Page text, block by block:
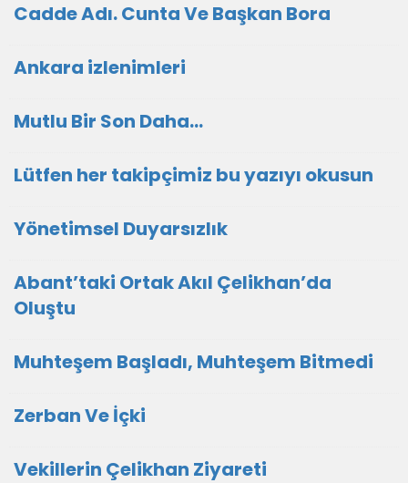
Cadde Adı. Cunta Ve Başkan Bora
Ankara izlenimleri
Mutlu Bir Son Daha…
Lütfen her takipçimiz bu yazıyı okusun
Yönetimsel Duyarsızlık
Abant’taki Ortak Akıl Çelikhan’da
Oluştu
Muhteşem Başladı, Muhteşem Bitmedi
Zerban Ve İçki
Vekillerin Çelikhan Ziyareti